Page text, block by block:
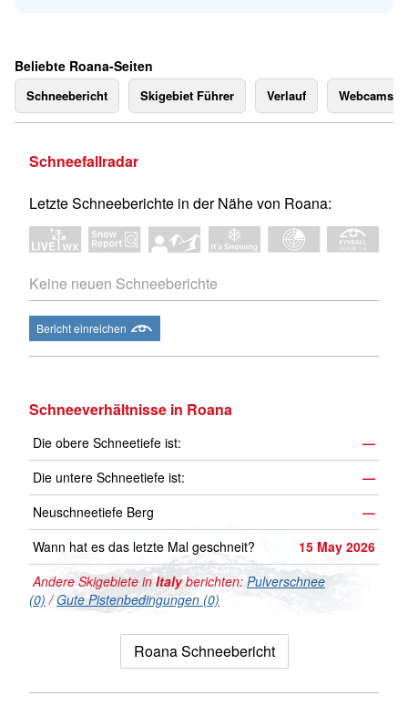
Beliebte Roana-Seiten
Schneebericht Skigebiet Führer Verlauf Webcams
Schneefallradar
Letzte Schneeberichte in der Nähe von Roana:
Keine neuen Schneeberichte
Bericht einreichen
Schneeverhältnisse in Roana
Die obere Schneetiefe ist:
—
Die untere Schneetiefe ist:
—
Neuschneetiefe Berg
—
Wann hat es das letzte Mal geschneit?
15 May 2026
Andere Skigebiete inItalyberichten: Pulverschnee
(0) /Gute Pistenbedingungen (0)
Roana Schneebericht